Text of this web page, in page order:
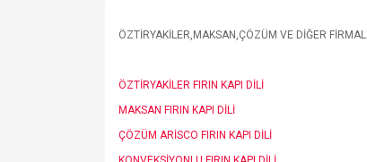
ÖZTİRYAKİLER,MAKSAN,ÇÖZÜM VE DİĞER
ÖZTİRYAKİLER FIRIN KAPI DİLİ
MAKSAN FIRIN KAPI DİLİ
ÇÖZÜM ARİSCO FIRIN KAPI DİLİ